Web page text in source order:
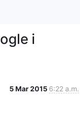
i
5 Mar 2015 6:22 a.m.